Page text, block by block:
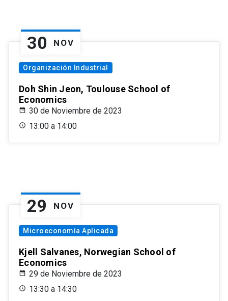
30 NOV
Organización Industrial
Doh Shin Jeon, Toulouse School of
Economics
30 de Noviembre de 2023
13:00 a 14:00
29 NOV
Microeconomía Aplicada
Kjell Salvanes, Norwegian School of
Economics
29 de Noviembre de 2023
13:30 a 14:30